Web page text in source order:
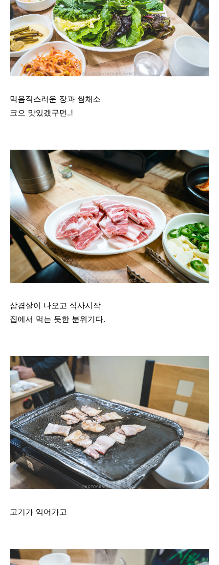
먹음직스러운 장과 쌈채소
크으 맛있겠구먼..!
삼겹살이 나오고 식사시작
집에서 먹는 듯한 분위기다.
고기가 익어가고